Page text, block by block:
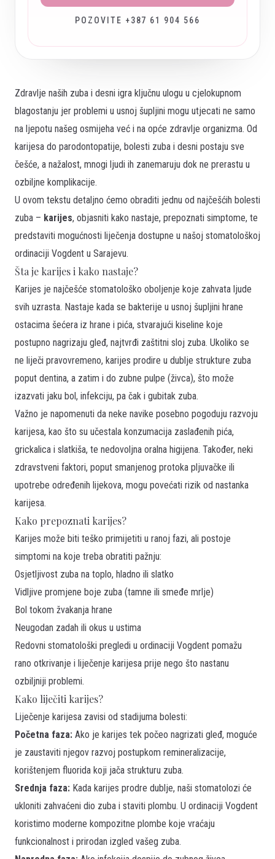
POZOVITE +387 61 904 566
Zdravlje naših zuba i desni igra ključnu ulogu u cjelokupnom
blagostanju jer problemi u usnoj šupljini mogu utjecati ne samo
na ljepotu našeg osmijeha već i na opće zdravlje organizma. Od
karijesa do parodontopatije, bolesti zuba i desni postaju sve
češće, a nažalost, mnogi ljudi ih zanemaruju dok ne prerastu u
ozbiljne komplikacije.
U ovom tekstu detaljno ćemo obraditi jednu od najčešćih bolesti
zuba – karijes, objasniti kako nastaje, prepoznati simptome, te
predstaviti mogućnosti liječenja dostupne u našoj stomatološkoj
ordinaciji Vogdent u Sarajevu.
Šta je karijes i kako nastaje?
Karijes je najčešće stomatološko oboljenje koje zahvata ljude
svih uzrasta. Nastaje kada se bakterije u usnoj šupljini hrane
ostacima šećera iz hrane i pića, stvarajući kiseline koje
postupno nagrizaju gleđ, najtvrđi zaštitni sloj zuba. Ukoliko se
ne liječi pravovremeno, karijes prodire u dublje strukture zuba
poput dentina, a zatim i do zubne pulpe (živca), što može
izazvati jaku bol, infekciju, pa čak i gubitak zuba.
Važno je napomenuti da neke navike posebno pogoduju razvoju
karijesa, kao što su učestala konzumacija zaslađenih pića,
grickalica i slatkiša, te nedovoljna oralna higijena. Također, neki
zdravstveni faktori, poput smanjenog protoka pljuvačke ili
upotrebe određenih lijekova, mogu povećati rizik od nastanka
karijesa.
Kako prepoznati karijes?
Karijes može biti teško primijetiti u ranoj fazi, ali postoje
simptomi na koje treba obratiti pažnju:
Osjetljivost zuba na toplo, hladno ili slatko
Vidljive promjene boje zuba (tamne ili smeđe mrlje)
Bol tokom žvakanja hrane
Neugodan zadah ili okus u ustima
Redovni stomatološki pregledi u ordinaciji Vogdent pomažu
rano otkrivanje i liječenje karijesa prije nego što nastanu
ozbiljniji problemi.
Kako liječiti karijes?
Liječenje karijesa zavisi od stadijuma bolesti:
Početna faza: Ako je karijes tek počeo nagrizati gleđ, moguće
je zaustaviti njegov razvoj postupkom remineralizacije,
korištenjem fluorida koji jača strukturu zuba.
Srednja faza: Kada karijes prodre dublje, naši stomatolozi će
ukloniti zahvaćeni dio zuba i staviti plombu. U ordinaciji Vogdent
koristimo moderne kompozitne plombe koje vraćaju
funkcionalnost i prirodan izgled vašeg zuba.